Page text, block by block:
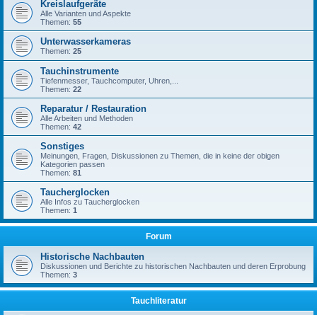
Kreislaufgeräte
Alle Varianten und Aspekte
Themen: 55
Unterwasserkameras
Themen: 25
Tauchinstrumente
Tiefenmesser, Tauchcomputer, Uhren,...
Themen: 22
Reparatur / Restauration
Alle Arbeiten und Methoden
Themen: 42
Sonstiges
Meinungen, Fragen, Diskussionen zu Themen, die in keine der obigen
Kategorien passen
Themen: 81
Taucherglocken
Alle Infos zu Taucherglocken
Themen: 1
Forum
Historische Nachbauten
Diskussionen und Berichte zu historischen Nachbauten und deren Erprobung
Themen: 3
Tauchliteratur